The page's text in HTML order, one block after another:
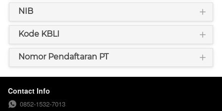
NIB
Kode KBLI
Nomor Pendaftaran PT
Contact Info
0852-1532-7013